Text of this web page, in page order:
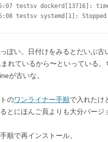
testsv dockerd[13716]:
testsv systemd[1]:
っぽい。日付けをみるとだいぶ古
れているから〜といっている。
が古いな。
のワンライナー手順で入れたけ
とにほんご頁よりも大分バージ
順で再インストール。